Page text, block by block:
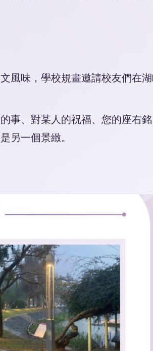
風味，學校規畫邀請校友們在湖
事、對某人的祝福、您的座右
另一個景緻。